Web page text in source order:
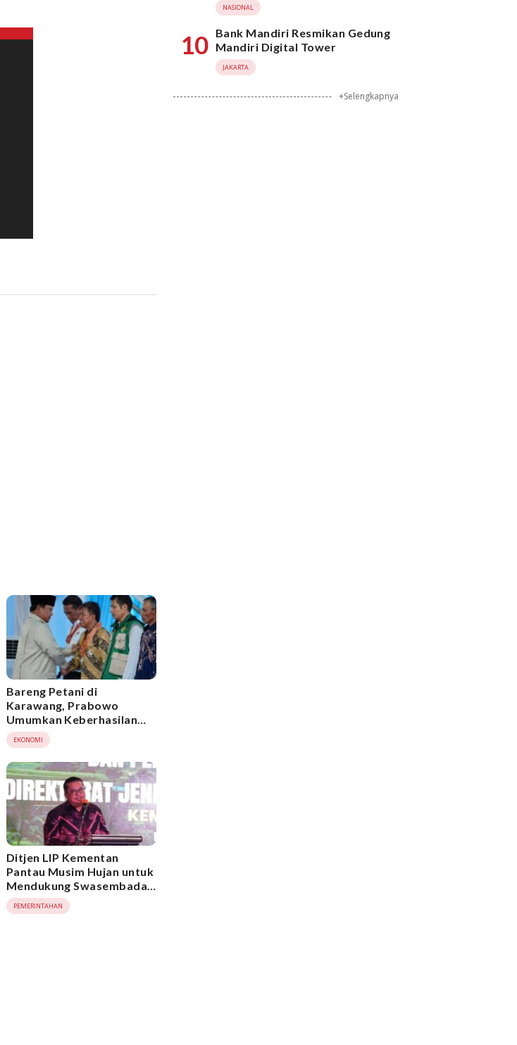
Bareng Petani di
Karawang, Prabowo
Umumkan Keberhasilan
Indonesia Swasembada
Pangan 2025
EKONOMI
Ditjen LIP Kementan
Pantau Musim Hujan untuk
Mendukung Swasembada
Pangan
PEMERINTAHAN
NASIONAL
10 Bank Mandiri Resmikan Gedung
Mandiri Digital Tower
JAKARTA
+Selengkapnya